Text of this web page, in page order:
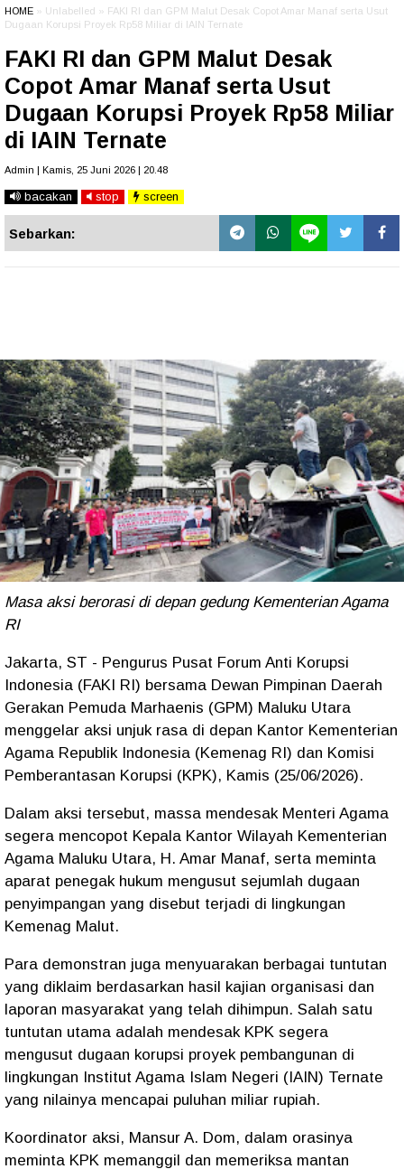
HOME » Unlabelled » FAKI RI dan GPM Malut Desak Copot Amar Manaf serta Usut
Dugaan Korupsi Proyek Rp58 Miliar di IAIN Ternate
FAKI RI dan GPM Malut Desak
Copot Amar Manaf serta Usut
Dugaan Korupsi Proyek Rp58 Miliar
di IAIN Ternate
Admin | Kamis, 25 Juni 2026 | 20.48
bacakan stop screen
Sebarkan:
Masa aksi berorasi di depan gedung Kementerian Agama
RI
Jakarta, ST - Pengurus Pusat Forum Anti Korupsi
Indonesia (FAKI RI) bersama Dewan Pimpinan Daerah
Gerakan Pemuda Marhaenis (GPM) Maluku Utara
menggelar aksi unjuk rasa di depan Kantor Kementerian
Agama Republik Indonesia (Kemenag RI) dan Komisi
Pemberantasan Korupsi (KPK), Kamis (25/06/2026).
Dalam aksi tersebut, massa mendesak Menteri Agama
segera mencopot Kepala Kantor Wilayah Kementerian
Agama Maluku Utara, H. Amar Manaf, serta meminta
aparat penegak hukum mengusut sejumlah dugaan
penyimpangan yang disebut terjadi di lingkungan
Kemenag Malut.
Para demonstran juga menyuarakan berbagai tuntutan
yang diklaim berdasarkan hasil kajian organisasi dan
laporan masyarakat yang telah dihimpun. Salah satu
tuntutan utama adalah mendesak KPK segera
mengusut dugaan korupsi proyek pembangunan di
lingkungan Institut Agama Islam Negeri (IAIN) Ternate
yang nilainya mencapai puluhan miliar rupiah.
Koordinator aksi, Mansur A. Dom, dalam orasinya
meminta KPK memanggil dan memeriksa mantan